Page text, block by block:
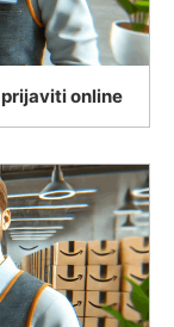
online